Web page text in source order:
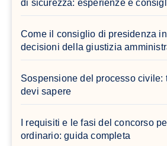
di sicurezza: esperienze e
Come il consiglio di presidenza
decisioni della giustizia
Sospensione del processo civile:
devi sapere
I requisiti e le fasi del concorso
ordinario: guida completa